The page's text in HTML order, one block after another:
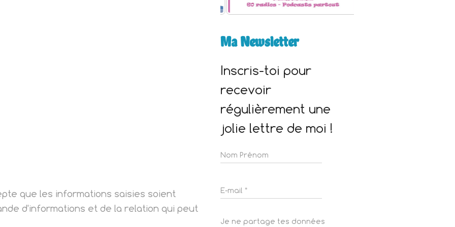
que les informations saisies soient
d'informations et de la relation qui peut
Ma Newsletter
Inscris-toi pour
recevoir
régulièrement une
jolie lettre de moi !
Je ne partage tes données